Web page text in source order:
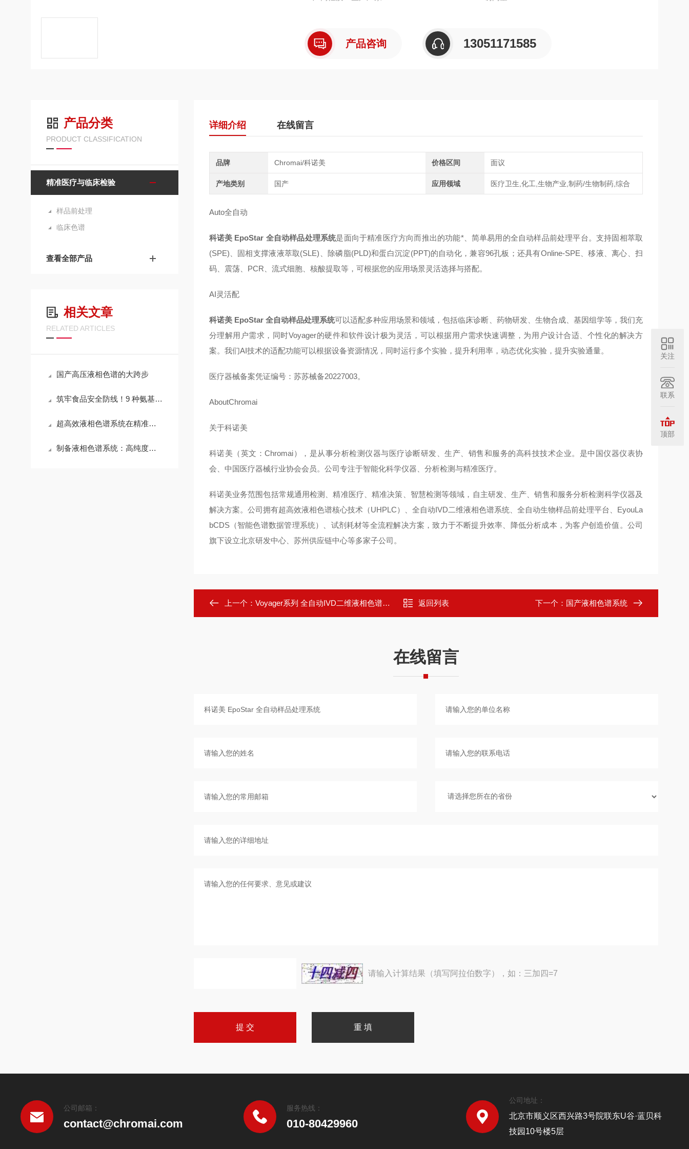
产品咨询 13051171585
产品分类
PRODUCT CLASSIFICATION
精准医疗与临床检验
样品前处理
临床色谱
查看全部产品
相关文章
RELATED ARTICLES
国产高压液相色谱的大跨步
筑牢食品安全防线！9 种氨基甲酸酯类农药及代谢产物，精准检测方案高效锁定
超高效液相色谱系统在精准检测领域的应用与发展
制备液相色谱系统：高纯度物质分离纯化专用设备
详细介绍 在线留言
品牌 Chromai/科诺美 价格区间 面议
产地类别 国产 应用领域 医疗卫生,化工,生物产业,制药/生物制药,综合
Auto全自动
科诺美 EpoStar 全自动样品处理系统是面向于精准医疗方向而推出的功能*、简单易用的全自动样品前处理平台。支持固相萃取
(SPE)、固相支撑液液萃取(SLE)、除磷脂(PLD)和蛋白沉淀(PPT)的自动化，兼容96孔板；还具有Online-SPE、移液、离心、扫
码、震荡、PCR、流式细胞、核酸提取等，可根据您的应用场景灵活选择与搭配。
AI灵活配
科诺美 EpoStar 全自动样品处理系统可以适配多种应用场景和领域，包括临床诊断、药物研发、生物合成、基因组学等，我们充
分理解用户需求，同时Voyager的硬件和软件设计极为灵活，可以根据用户需求快速调整，为用户设计合适、个性化的解决方
案。我们AI技术的适配功能可以根据设备资源情况，同时运行多个实验，提升利用率，动态优化实验，提升实验通量。
医疗器械备案凭证编号：苏苏械备20227003。
AboutChromai
关于科诺美
科诺美（英文：Chromai），是从事分析检测仪器与医疗诊断研发、生产、销售和服务的高科技技术企业。是中国仪器仪表协
会、中国医疗器械行业协会会员。公司专注于智能化科学仪器、分析检测与精准医疗。
科诺美业务范围包括常规通用检测、精准医疗、精准决策、智慧检测等领域，自主研发、生产、销售和服务分析检测科学仪器及
解决方案。公司拥有超高效液相色谱核心技术（UHPLC）、全自动IVD二维液相色谱系统、全自动生物样品前处理平台、EyouLa
bCDS（智能色谱数据管理系统）、试剂耗材等全流程解决方案，致力于不断提升效率、降低分析成本，为客户创造价值。公司
旗下设立北京研发中心、苏州供应链中心等多家子公司。
上一个： Voyager系列 全自动IVD二维液相色谱系统 返回列表 下一个： 国产液相色谱系统
在线留言
请输入计算结果（填写阿拉伯数字），如：三加四=7
公司邮箱：
contact@chromai.com
服务热线：
010-80429960
公司地址：
北京市顺义区西兴路3号院联东U谷·蓝贝科
技园10号楼5层
关注
联系
顶部